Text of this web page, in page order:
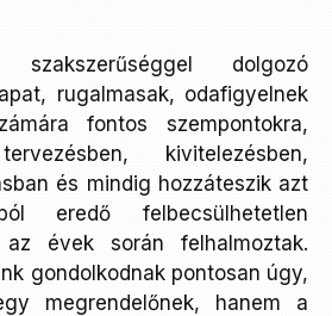
dolgozó
rugalmasak, odafigyelnek
fontos szempontokra,
kivitelezésben,
és mindig hozzáteszik azt
eredő felbecsülhetetlen
évek során felhalmoztak.
gondolkodnak pontosan úgy,
megrendelőnek, hanem a